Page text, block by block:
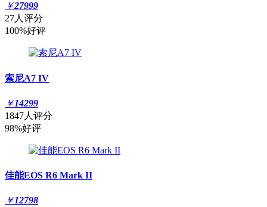
￥27999
27人评分
100%好评
索尼A7 IV
￥14299
1847人评分
98%好评
佳能EOS R6 Mark II
￥12798